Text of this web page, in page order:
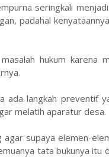
seringkali
padahal
hukum karena
ada langkah preventif
melatih aparatur desa.
supaya elemen-
tata bukunya itu